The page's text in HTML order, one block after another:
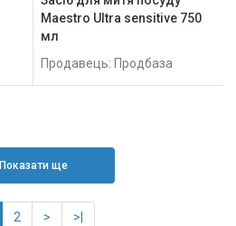
Maestro Ultra sensitive 750
мл
Продавець: Продбаза
Показати ще
2 > >|